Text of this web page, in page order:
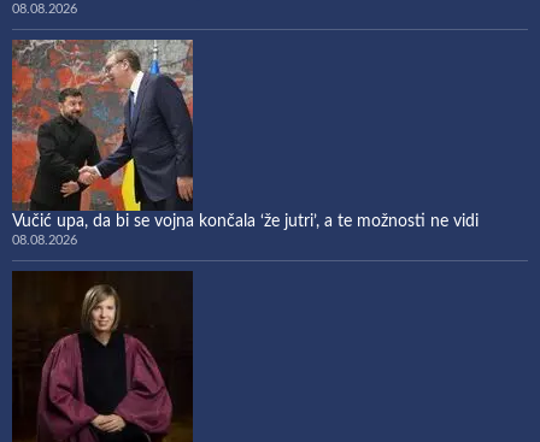
08.08.2026
Vučić upa, da bi se vojna končala ‘že jutri’, a te možnosti ne vidi
08.08.2026